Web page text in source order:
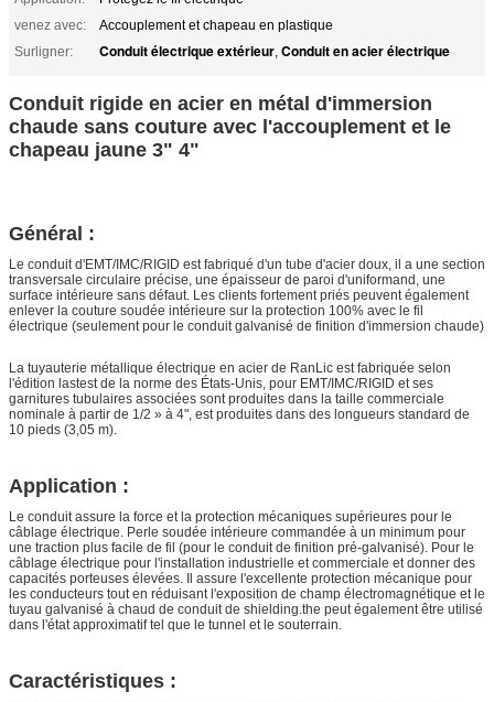
venez avec:
Accouplement et chapeau en plastique
Surligner:
Conduit électrique extérieur, Conduit en acier électrique
Conduit rigide en acier en métal d'immersion
chaude sans couture avec l'accouplement et le
chapeau jaune 3" 4"
Général :
Le conduit d'EMT/IMC/RIGID est fabriqué d'un tube d'acier doux, il a une section
transversale circulaire précise, une épaisseur de paroi d'uniformand, une
surface intérieure sans défaut. Les clients fortement priés peuvent également
enlever la couture soudée intérieure sur la protection 100% avec le fil
électrique (seulement pour le conduit galvanisé de finition d'immersion chaude)
La tuyauterie métallique électrique en acier de RanLic est fabriquée selon
l'édition lastest de la norme des États-Unis, pour EMT/IMC/RIGID et ses
garnitures tubulaires associées sont produites dans la taille commerciale
nominale à partir de 1/2 » à 4", est produites dans des longueurs standard de
10 pieds (3,05 m).
Application :
Le conduit assure la force et la protection mécaniques supérieures pour le
câblage électrique. Perle soudée intérieure commandée à un minimum pour
une traction plus facile de fil (pour le conduit de finition pré-galvanisé). Pour le
câblage électrique pour l'installation industrielle et commerciale et donner des
capacités porteuses élevées. Il assure l'excellente protection mécanique pour
les conducteurs tout en réduisant l'exposition de champ électromagnétique et le
tuyau galvanisé à chaud de conduit de shielding.the peut également être utilisé
dans l'état approximatif tel que le tunnel et le souterrain.
Caractéristiques :